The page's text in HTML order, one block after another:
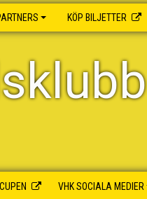
KÖP BILJETTER
VHK SOCIALA MEDIER